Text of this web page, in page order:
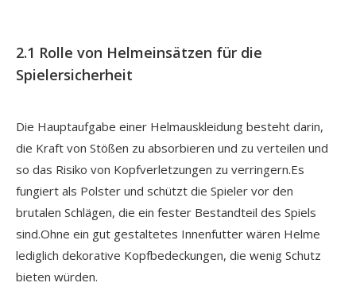
2.1 Rolle von Helmeinsätzen für die
Spielersicherheit
Die Hauptaufgabe einer Helmauskleidung besteht darin,
die Kraft von Stößen zu absorbieren und zu verteilen und
so das Risiko von Kopfverletzungen zu verringern.Es
fungiert als Polster und schützt die Spieler vor den
brutalen Schlägen, die ein fester Bestandteil des Spiels
sind.Ohne ein gut gestaltetes Innenfutter wären Helme
lediglich dekorative Kopfbedeckungen, die wenig Schutz
bieten würden.